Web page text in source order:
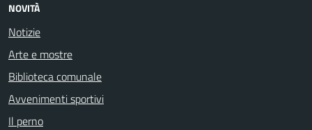
NOVITÀ
Notizie
Arte e mostre
Biblioteca comunale
Avvenimenti sportivi
Il perno